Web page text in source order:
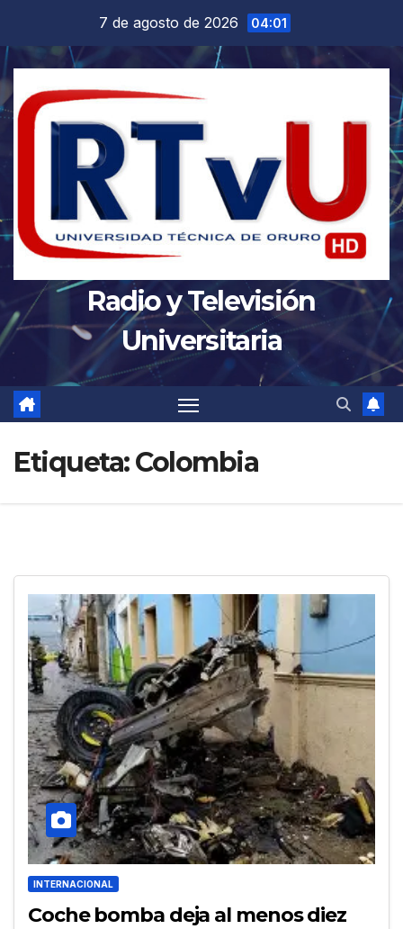
contenido
7 de agosto de 2026 04:01
Radio y Televisión
Universitaria
Etiqueta:Colombia
INTERNACIONAL
Coche bomba deja al menos diez